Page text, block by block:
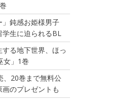
」鈍感お姫様男子
生に迫られるBL
る地下世界、ほっ
女」1巻
、20巻まで無料公
のプレゼントも